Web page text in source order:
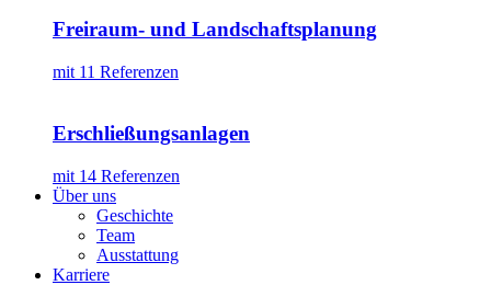
Freiraum- und Landschaftsplanung
mit 11 Referenzen
Erschließungsanlagen
mit 14 Referenzen
Über uns
Geschichte
Team
Ausstattung
Karriere